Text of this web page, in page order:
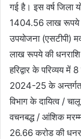
गई है। इस वर्ष जिला
1404.56 लाख रूपये
उपयोजना (एसटीपी)
लाख रूपये की धनराशि
हरिद्वार के परिव्यय में
2024-25 के अन्तर्गत
विभाग के दायित्व /
वचनबद्ध / आंशिक
26.66 करोड की